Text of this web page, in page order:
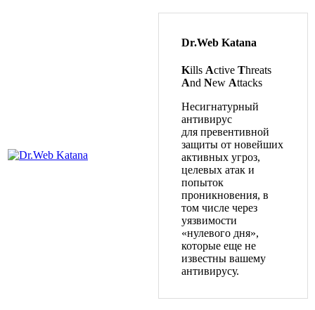
Dr.Web Katana
Kills Active Threats
And New Attacks
Несигнатурный
антивирус
для превентивной
защиты от новейших
активных угроз,
целевых атак и
попыток
проникновения, в
том числе через
уязвимости
«нулевого дня»,
которые еще не
известны вашему
антивирусу.